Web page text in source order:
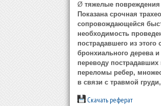
Ø тяжелые
Показана срочная
сопровождающейся
необходимость
пострадавшего из
бронхиального дерева
переводу
переломы ребер,
в связи с травмой
Скачать реферат